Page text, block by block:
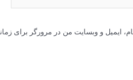
ایمیل و وبسایت من در مرورگر برای